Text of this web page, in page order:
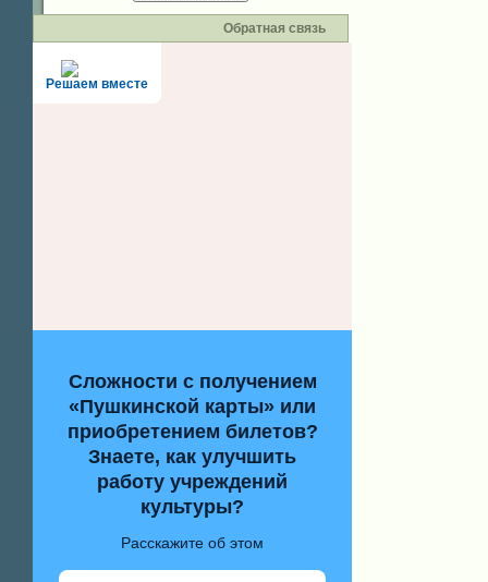
Обратная связь
Решаем вместе
Сложности с получением
«Пушкинской карты» или
приобретением билетов?
Знаете, как улучшить
работу учреждений
культуры?
Расскажите об этом